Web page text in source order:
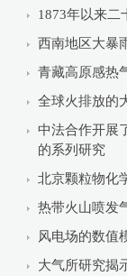
1873年以来二
西南地区大暴
青藏高原感热
全球火排放的
中法合作开展
的系列研究
北京颗粒物化
热带火山喷发
风电场的数值
大气所研究揭